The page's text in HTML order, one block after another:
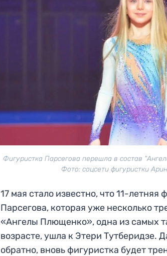
Фигуристка Парсегова перешла в состав
Фото: соцсети фигуристки
17 мая стало известно, что 11-летняя
Парсегова, которая уже несколько
«Ангелы Плющенко», одна из самых
возрасте, ушла к Этери Тутберидзе.
обратно, вновь фигуристка будет